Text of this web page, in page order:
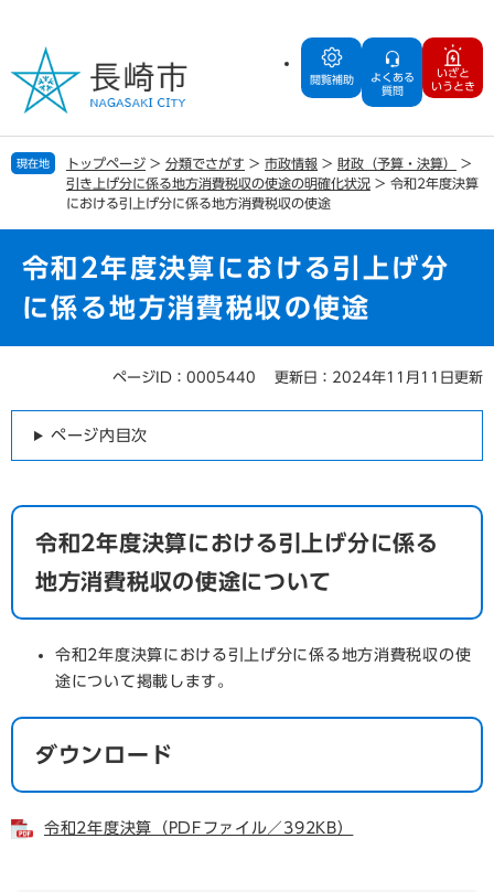
の
で
す
ー
ば
し
閲覧補助
よくある
質問
いざと
いうとき
現在地 トップページ > 分類でさがす > 市政情報 > 財政（予算・決算）
>
引き上げ分に係る地方消費税収の使途の明確化状況 > 令和2年度決算
における引上げ分に係る地方消費税収の使途
令和2年度決算における引上げ分
に係る地方消費税収の使途
ページID：0005440 更新日：2024年11月11日更新
ページ内目次
令和2年度決算における引上げ分に係る
地方消費税収の使途について
令和2年度決算における引上げ分に係る地方消費税収の使
途について掲載します。
ダウンロード
令和2年度決算（PDFファイル／392KB）